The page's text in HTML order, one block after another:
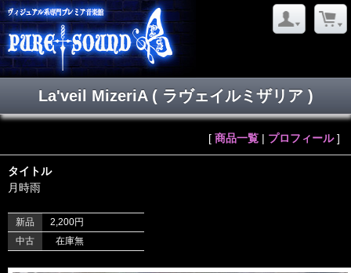
La'veil MizeriA ( ラヴェイルミザリア )
[ 商品一覧 | プロフィール]
タイトル
月時雨
新品
2,200円
中古
在庫無